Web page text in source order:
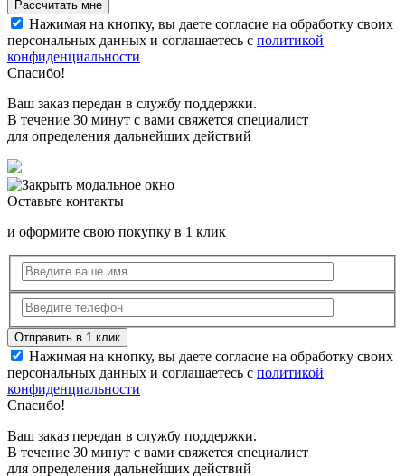
Нажимая на кнопку, вы даете согласие на обработку своих
персональных данных и соглашаетесь с политикой
конфиденциальности
Спасибо!
Ваш заказ передан в службу поддержки.
В течение 30 минут с вами свяжется специалист
для определения дальнейших действий
Оставьте контакты
и оформите свою покупку в 1 клик
Нажимая на кнопку, вы даете согласие на обработку своих
персональных данных и соглашаетесь с политикой
конфиденциальности
Спасибо!
Ваш заказ передан в службу поддержки.
В течение 30 минут с вами свяжется специалист
для определения дальнейших действий